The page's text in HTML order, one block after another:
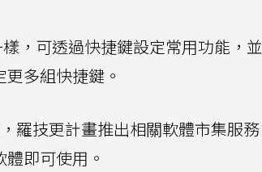
，可透過快捷鍵設定常用功能，
多組快捷鍵。
羅技更計畫推出相關軟體市集服
即可使用。